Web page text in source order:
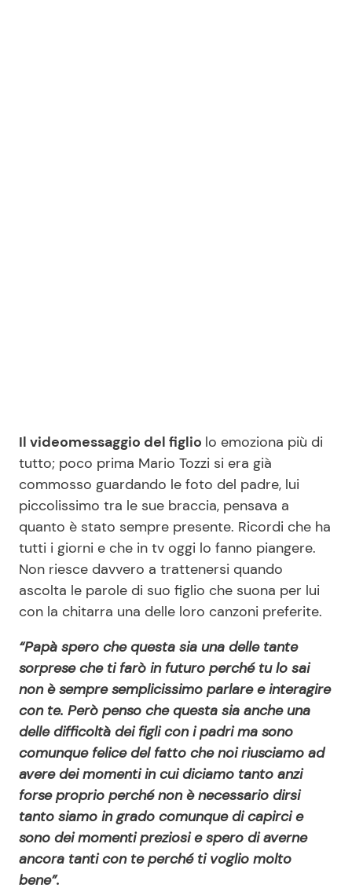
Il videomessaggio del figlio lo emoziona più di
tutto; poco prima Mario Tozzi si era già
commosso guardando le foto del padre, lui
piccolissimo tra le sue braccia, pensava a
quanto è stato sempre presente. Ricordi che ha
tutti i giorni e che in tv oggi lo fanno piangere.
Non riesce davvero a trattenersi quando
ascolta le parole di suo figlio che suona per lui
con la chitarra una delle loro canzoni preferite.
“Papà spero che questa sia una delle tante
sorprese che ti farò in futuro perché tu lo sai
non è sempre semplicissimo parlare e interagire
con te. Però penso che questa sia anche una
delle difficoltà dei figli con i padri ma sono
comunque felice del fatto che noi riusciamo ad
avere dei momenti in cui diciamo tanto anzi
forse proprio perché non è necessario dirsi
tanto siamo in grado comunque di capirci e
sono dei momenti preziosi e spero di averne
ancora tanti con te perché ti voglio molto
bene”.